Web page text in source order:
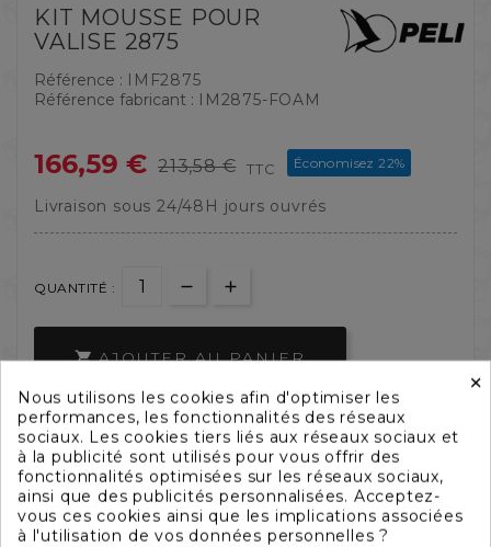
KIT MOUSSE POUR
VALISE 2875
Référence : IMF2875
Référence fabricant : IM2875-FOAM
166,59 € 213,58 € TTC Économisez 22%
Livraison sous 24/48H jours ouvrés
QUANTITÉ :
 AJOUTER AU PANIER
 
×
Nous utilisons les cookies afin d'optimiser les
performances, les fonctionnalités des réseaux
sociaux. Les cookies tiers liés aux réseaux sociaux et
à la publicité sont utilisés pour vous offrir des
fonctionnalités optimisées sur les réseaux sociaux,
ainsi que des publicités personnalisées. Acceptez-
vous ces cookies ainsi que les implications associées
à l'utilisation de vos données personnelles ?